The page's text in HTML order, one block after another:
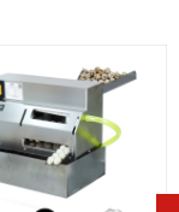
quả thu được
bị vón cục, kem
ra đời, nó đã
lợi ích sau: